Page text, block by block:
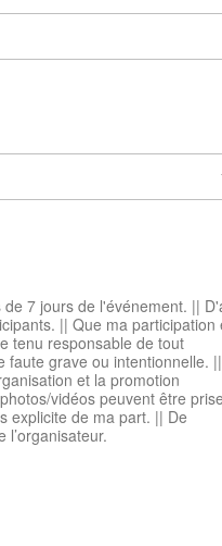
de l'événement. || D'agir
est
faute grave ou intentionnelle. ||
et la promotion
de ma part. || De